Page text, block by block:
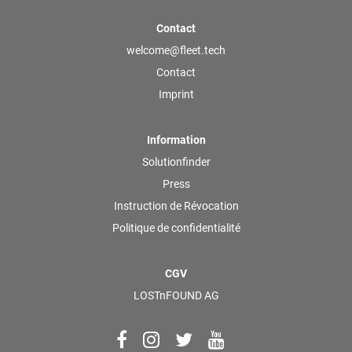
Contact
welcome@fleet.tech
Contact
Imprint
Information
Solutionfinder
Press
Instruction de Révocation
Politique de confidentialité
CGV
LOSTnFOUND AG